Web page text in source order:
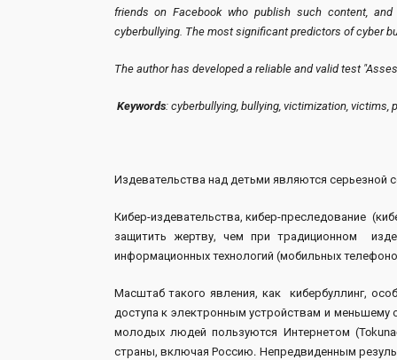
friends on Facebook who publish such content,
cyberbullying. The most significant predictors of cyber
The author has developed a reliable and valid test
Keywords: cyberbullying, bullying, victimization, victims,
Издевательства над детьми являются серьезной
Кибер-издевательства, кибер-преследование
защитить жертву, чем при традиционном
информационных технологий (мобильных
Масштаб такого явления, как кибербуллинг,
доступа к электронным устройствам и
молодых людей пользуются Интернетом
страны, включая Россию. Непредвиденным